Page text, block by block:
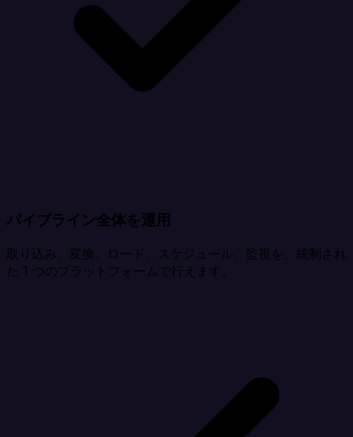
パイプライン全体を運用
取り込み、変換、ロード、スケジュール、監視を、統制され
た 1 つのプラットフォームで行えます。